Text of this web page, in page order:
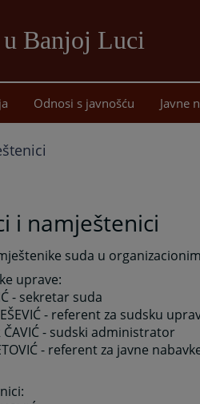
Banjoj Luci
sadržaj
Odnosi s javnošću Javne
i namještenici
suda u
uprave:
- sekretar suda
- referent za sudsku
ČAVIĆ - sudski administrator
- referent za javne